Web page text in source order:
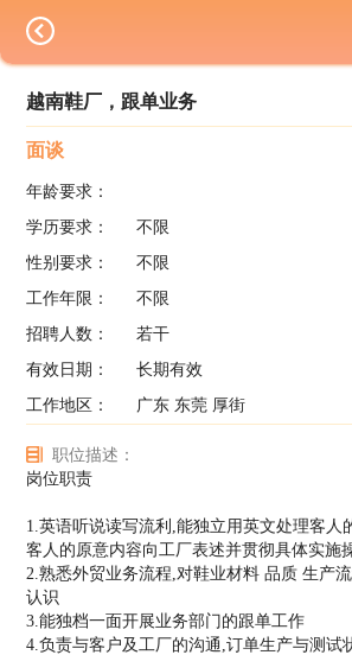
越南鞋厂，跟单业务
面谈
年龄要求：
学历要求：
不限
性别要求：
不限
工作年限：
不限
招聘人数：
若干
有效日期：
长期有效
工作地区：
广东 东莞 厚街
职位描述：
岗位职责
1.英语听说读写流利,能独立用英文处理客人
客人的原意内容向工厂表述并贯彻具体实施
2.熟悉外贸业务流程,对鞋业材料 品质 生产
认识
3.能独档一面开展业务部门的跟单工作
4.负责与客户及工厂的沟通,订单生产与测试